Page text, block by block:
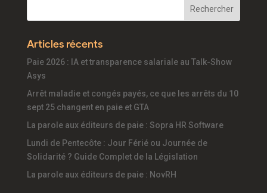
Articles récents
Paie 2026 : IA et transparence salariale au Talk-Show
Asys
Arrêt maladie et congés payés, ce que les arrêts du 10
sept 25 changent en paie et GTA
La parole aux éditeurs de paie : Sopra HR Software
Lundi de Pentecôte : Jour Férié ou Journée de
Solidarité ? Guide Complet de la Législation
La parole aux éditeurs de paie : NovRH